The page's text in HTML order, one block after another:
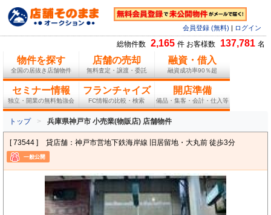
会員登録 (無料) ログイン
総物件数 2,165 件 お客様数 137,781 名
物件を探す
全国の居抜き店舗物件
店舗の売却
無料査定・譲渡・委託
融資・借入
融資成功率90％超
セミナー情報
独立・開業の無料勉強会
フランチャイズ
FC情報の比較・検索
開店準備
備品・集客・会計・仕入等
トップ 兵庫県神戸市 小売業(物販店) 店舗物件
[ 73544 ] 貸店舗：神戸市営地下鉄海岸線 旧居留地・大丸前 徒歩3分